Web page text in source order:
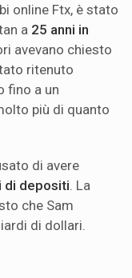
online Ftx, è stato
a 25 anni in
avevano chiesto
ritenuto
fino a un
più di quanto
di avere
di depositi . La
che Sam
di dollari.